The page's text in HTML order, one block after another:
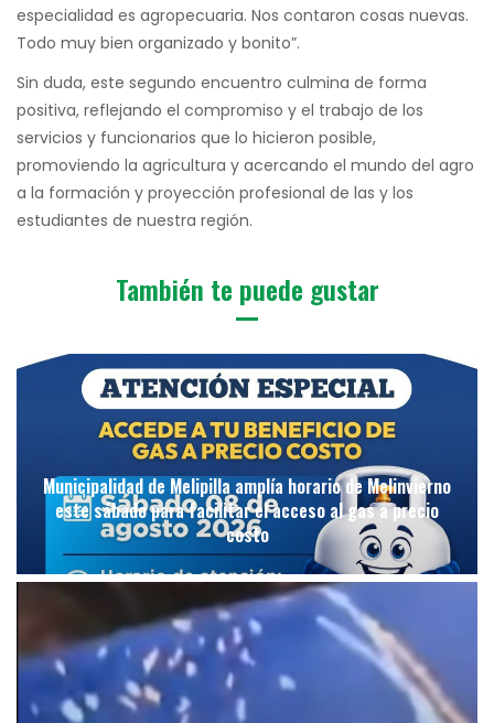
especialidad es agropecuaria. Nos contaron cosas nuevas.
Todo muy bien organizado y bonito”.
Sin duda, este segundo encuentro culmina de forma
positiva, reflejando el compromiso y el trabajo de los
servicios y funcionarios que lo hicieron posible,
promoviendo la agricultura y acercando el mundo del agro
a la formación y proyección profesional de las y los
estudiantes de nuestra región.
También te puede gustar
Municipalidad de Melipilla amplía horario de Melinvierno
este sábado para facilitar el acceso al gas a precio
costo